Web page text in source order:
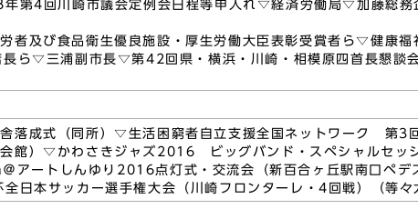
年第4回川崎市議会定例会日程等申入れ▽経済労働局▽加藤総
者及び食品衛生優良施設・厚生労働大臣表彰受賞者ら▽健康
ら▽三浦副市長▽第42回県・横浜・川崎・相模原四首長懇談
落成式（同所）▽生活困窮者自立支援全国ネットワーク 第3
館）▽かわさきジャズ2016 ビッグバンド・スペシャルセッ
アートしんゆり2016点灯式・交流会（新百合ヶ丘駅南口ペデ
日本サッカー選手権大会（川崎フロンターレ・4回戦）（等々